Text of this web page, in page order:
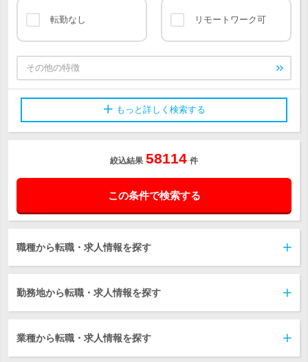
転勤なし リモートワーク可
その他の特徴
もっと詳しく検索する
絞込結果 58114 件
この条件で検索する
職種から転職・求人情報を探す
勤務地から転職・求人情報を探す
業種から転職・求人情報を探す